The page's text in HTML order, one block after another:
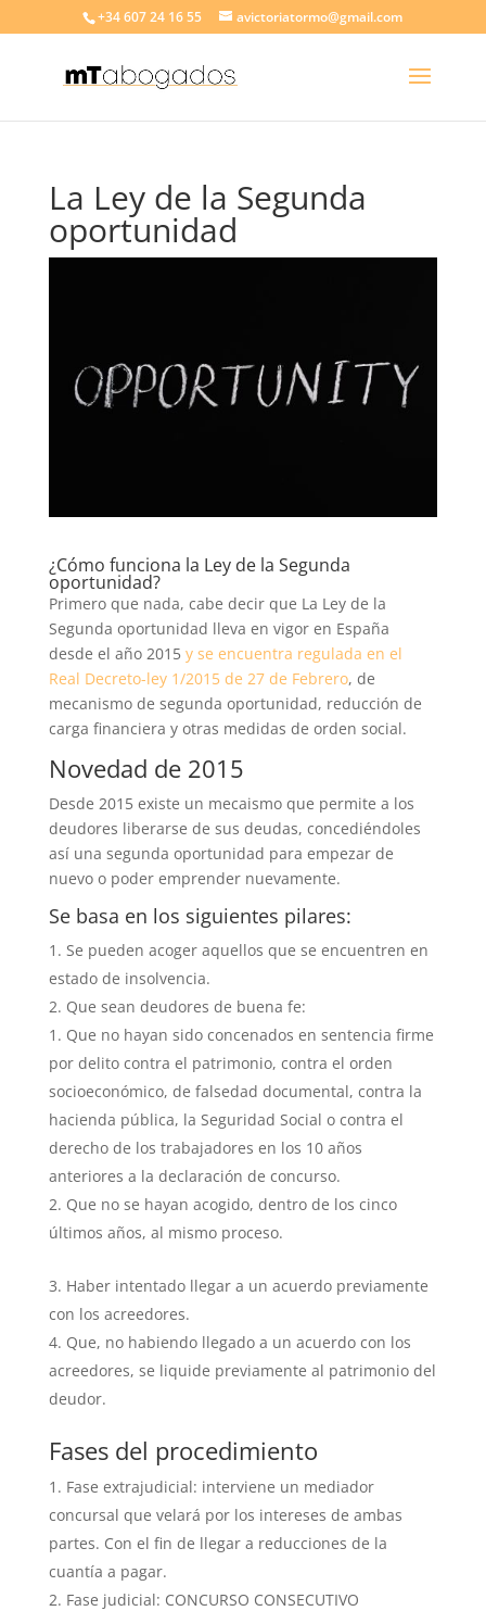
+34 607 24 16 55 avictoriatormo@gmail.com
La Ley de la Segunda
oportunidad
¿Cómo funciona la Ley de la Segunda
oportunidad?
Primero que nada, cabe decir que La Ley de la
Segunda oportunidad lleva en vigor en España
desde el año 2015y se encuentra regulada en el
Real Decreto-ley 1/2015 de 27 de Febrero, de
mecanismo de segunda oportunidad, reducción de
carga financiera y otras medidas de orden social.
Novedad de 2015
Desde 2015 existe un mecaismo que permite a los
deudores liberarse de sus deudas, concediéndoles
así una segunda oportunidad para empezar de
nuevo o poder emprender nuevamente.
Se basa en los siguientes pilares:
Se pueden acoger aquellos que se encuentren en
estado de insolvencia.
Que sean deudores de buena fe:
Que no hayan sido concenados en sentencia firme
por delito contra el patrimonio, contra el orden
socioeconómico, de falsedad documental, contra la
hacienda pública, la Seguridad Social o contra el
derecho de los trabajadores en los 10 años
anteriores a la declaración de concurso.
Que no se hayan acogido, dentro de los cinco
últimos años, al mismo proceso.
Haber intentado llegar a un acuerdo previamente
con los acreedores.
Que, no habiendo llegado a un acuerdo con los
acreedores, se liquide previamente al patrimonio del
deudor.
Fases del procedimiento
Fase extrajudicial: interviene un mediador
concursal que velará por los intereses de ambas
partes. Con el fin de llegar a reducciones de la
cuantía a pagar.
Fase judicial: CONCURSO CONSECUTIVO